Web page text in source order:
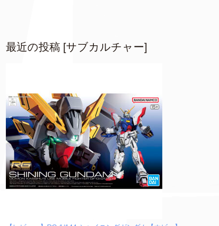
最近の投稿 [サブカルチャー]